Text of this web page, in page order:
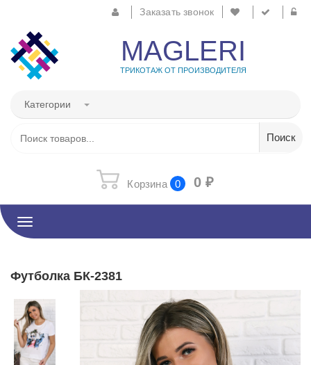
Заказать звонок
MAGLERI
ТРИКОТАЖ ОТ ПРОИЗВОДИТЕЛЯ
Категории
Корзина 0 0₽
Toggle
navigation
Футболка БК-2381